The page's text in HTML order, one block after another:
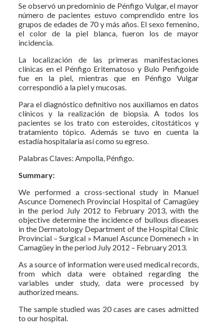
Se observó un predominio de Pénfigo Vulgar, el mayor
número de pacientes estuvo comprendido entre los
grupos de edades de 70 y más años. El sexo femenino,
el color de la piel blanca, fueron los de mayor
incidencia.
La localización de las primeras manifestaciones
clínicas en el Pénfigo Eritematoso y Bulo Penfigoide
fue en la piel, mientras que en Pénfigo Vulgar
correspondió a la piel y mucosas.
Para el diagnóstico definitivo nos auxiliamos en datos
clínicos y la realización de biopsia. A todos los
pacientes se los trato con esteroides, citostáticos y
tratamiento tópico. Además se tuvo en cuenta la
estadía hospitalaria así como su egreso.
Palabras Claves: Ampolla, Pénfigo.
Summary:
We performed a cross-sectional study in Manuel
Ascunce Domenech Provincial Hospital of Camagüey
in the period July 2012 to February 2013, with the
objective determine the incidence of bullous diseases
in the Dermatology Department of the Hospital Clinic
Provincial – Surgical » Manuel Ascunce Domenech » in
Camagüey in the period July 2012 – February 2013.
As a source of information were used medical records,
from which data were obtained regarding the
variables under study, data were processed by
authorized means.
The sample studied was 20 cases are cases admitted
to our hospital.